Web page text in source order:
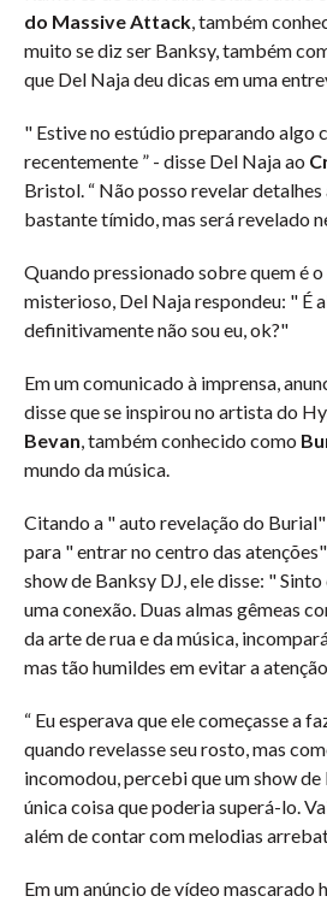
do Massive Attack, também
muito se diz ser Banksy, também
que Del Naja deu dicas em uma
" Estive no estúdio preparando algo
recentemente ” - disse Del Naja ao
Bristol. “ Não posso revelar detalhes
bastante tímido, mas será revelado
Quando pressionado sobre quem é
misterioso, Del Naja respondeu: " É
definitivamente não sou eu, ok?"
Em um comunicado à imprensa,
disse que se inspirou no artista do
Bevan, também conhecido como
mundo da música.
Citando a " auto revelação do
para " entrar no centro das
show de Banksy DJ, ele disse: "
uma conexão. Duas almas gêmeas
da arte de rua e da música,
mas tão humildes em evitar a
“ Eu esperava que ele começasse a
quando revelasse seu rosto, mas
incomodou, percebi que um show de
única coisa que poderia superá-lo.
além de contar com melodias
Em um anúncio de vídeo mascarado